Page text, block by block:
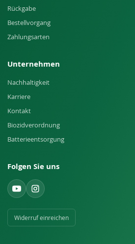
Rückgabe
Bestellvorgang
Zahlungsarten
Unternehmen
Nachhaltigkeit
Karriere
Kontakt
Biozidverordnung
Batterieentsorgung
Folgen Sie uns
Widerruf einreichen